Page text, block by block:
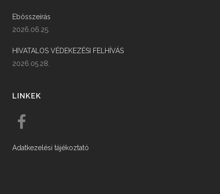
Ebösszeírás
2026.06.25.
HIVATALOS VÉDEKEZÉSI FELHÍVÁS
2026.05.28.
LINKEK
Adatkezelési tájékoztató